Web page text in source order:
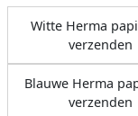
Witte Herma
verzenden
Blauwe Herma
verzenden